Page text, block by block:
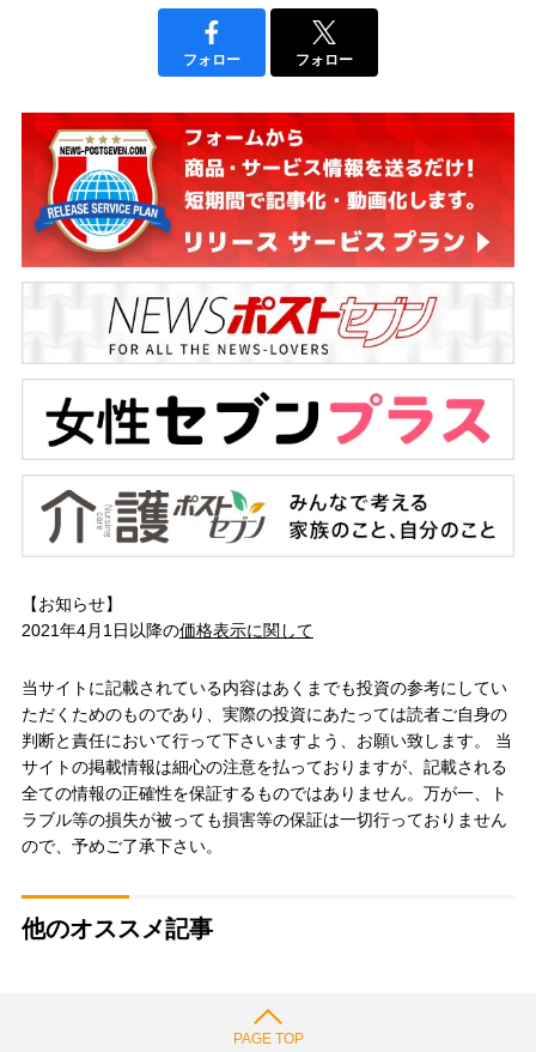
フォロー フォロー
【お知らせ】
2021年4月1日以降の価格表示に関して
当サイトに記載されている内容はあくまでも投資の参考にしてい
ただくためのものであり、実際の投資にあたっては読者ご自身の
判断と責任において行って下さいますよう、お願い致します。 当
サイトの掲載情報は細心の注意を払っておりますが、記載される
全ての情報の正確性を保証するものではありません。万が一、ト
ラブル等の損失が被っても損害等の保証は一切行っておりません
ので、予めご了承下さい。
他のオススメ記事
PAGE TOP